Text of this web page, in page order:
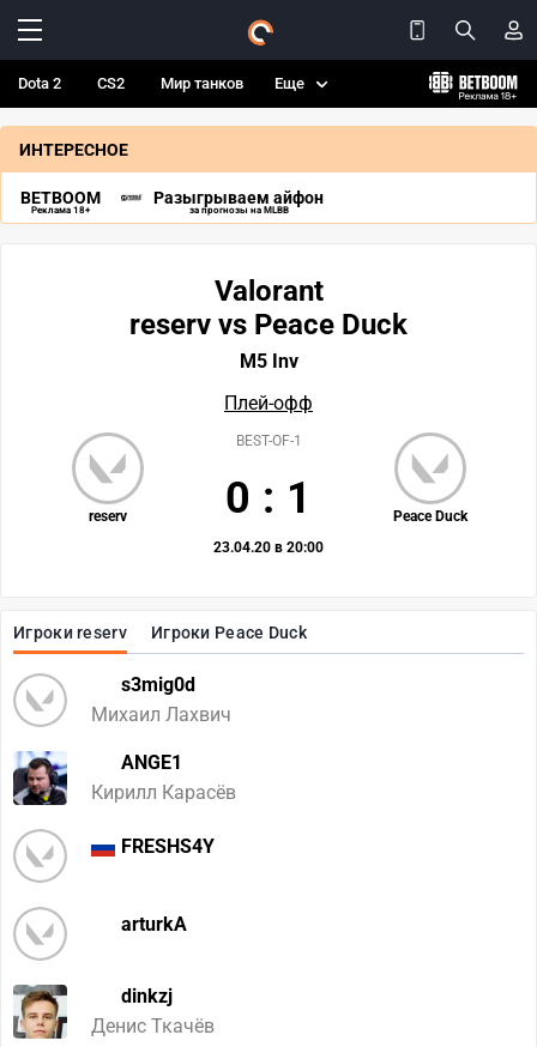
Dota 2 CS2 Мир танков Еще
ИНТЕРЕСНОЕ
BETBOOM
Реклама 18+
Разыгрываем айфон
за прогнозы на MLBB
Игроки reserv Игроки Peace Duck
s3mig0d
Михаил Лахвич
ANGE1
Кирилл Карасёв
FRESHS4Y
arturkA
dinkzj
Денис Ткачёв
Valorant
reserv vs Peace Duck
M5 Inv
Плей-офф
reserv Peace Duck
BEST-OF-1
0 : 1
23.04.20 в 20:00